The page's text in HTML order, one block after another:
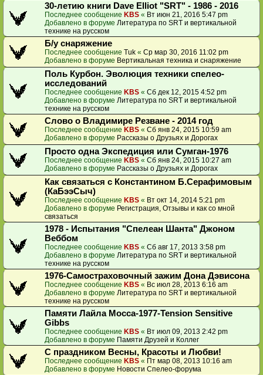
30-летию книги Dave Elliot "SRT" - 1986 - 2016
Последнее сообщение KBS « Вт июн 21, 2016 5:47 pm
Добавлено в форуме Литература по SRT и вертикальной
технике на русском
Б/у снаряжение
Последнее сообщение Tuk « Ср мар 30, 2016 11:02 pm
Добавлено в форуме Вертикальная техника и снаряжение
Поль Курбон. Эволюция техники спелео-
исследований
Последнее сообщение KBS « Сб дек 12, 2015 4:52 pm
Добавлено в форуме Литература по SRT и вертикальной
технике на русском
Слово о Владимире Резване - 2014 год
Последнее сообщение KBS « Сб янв 24, 2015 10:59 am
Добавлено в форуме Рассказы о Друзьях и Дорогах
Просто одна Экспедиция или Сумган-1976
Последнее сообщение KBS « Сб янв 24, 2015 10:27 am
Добавлено в форуме Рассказы о Друзьях и Дорогах
Как связаться с Константином Б.Серафимовым
(КаБээСыч)
Последнее сообщение KBS « Вт окт 14, 2014 5:21 pm
Добавлено в форуме Регистрация, Отзывы и как со мной
связаться
1978 - Испытания "Спелеан Шанта" Джоном
Веббом
Последнее сообщение KBS « Сб авг 17, 2013 3:58 pm
Добавлено в форуме Литература по SRT и вертикальной
технике на русском
1976-Самостраховочный зажим Дона Дэвисона
Последнее сообщение KBS « Вс июл 28, 2013 6:16 am
Добавлено в форуме Литература по SRT и вертикальной
технике на русском
Памяти Лайла Мосса-1977-Tension Sensitive
Gibbs
Последнее сообщение KBS « Вт июл 09, 2013 2:42 pm
Добавлено в форуме Памяти Друзей и Коллег
С праздником Весны, Красоты и Любви!
Последнее сообщение KBS « Пт мар 08, 2013 10:16 am
Добавлено в форуме Новости Спелео-форума